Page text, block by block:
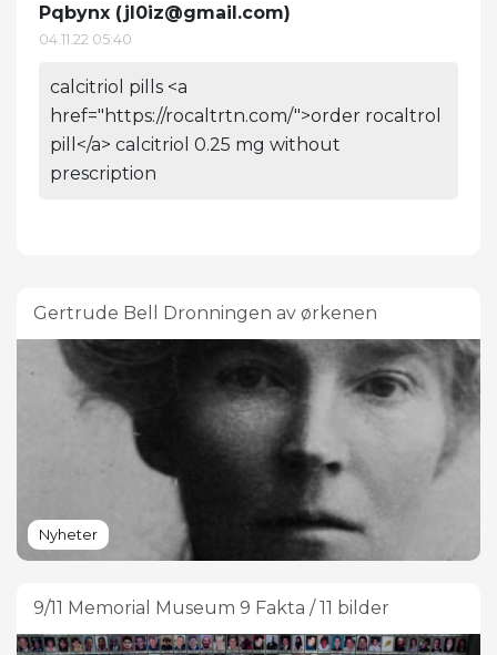
Pqbynx (jl0iz@gmail.com)
04.11.22 05:40
calcitriol pills <a
href="https://rocaltrtn.com/">order rocaltrol
pill</a> calcitriol 0.25 mg without
prescription
Gertrude Bell Dronningen av ørkenen
Nyheter
9/11 Memorial Museum 9 Fakta / 11 bilder